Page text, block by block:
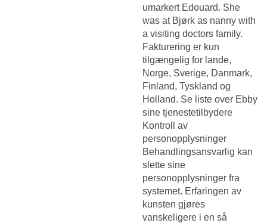
umarkert Edouard. She
was at Bjørk as nanny with
a visiting doctors family.
Fakturering er kun
tilgængelig for lande,
Norge, Sverige, Danmark,
Finland, Tyskland og
Holland. Se liste over Ebby
sine tjenestetilbydere
Kontroll av
personopplysninger
Behandlingsansvarlig kan
slette sine
personopplysninger fra
systemet. Erfaringen av
kunsten gjøres
vanskeligere i en så